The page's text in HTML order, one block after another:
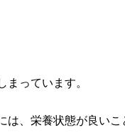
まっています。
、栄養状態が良いこ